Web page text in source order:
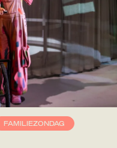
FAMILIEZONDAG